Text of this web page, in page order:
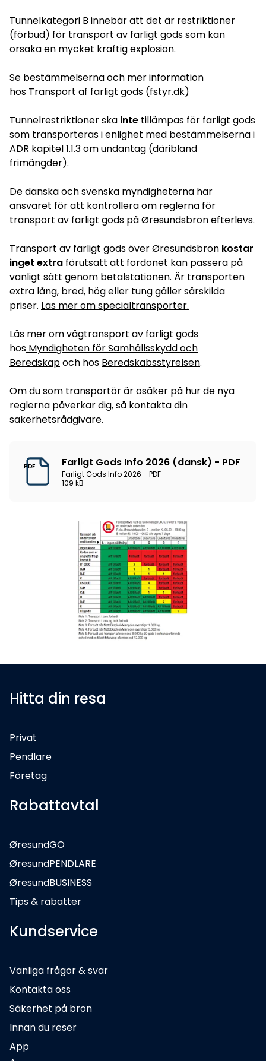
Tunnelkategori B innebär att det är restriktioner
(förbud) för transport av farligt gods som kan
orsaka en mycket kraftig explosion.
Se bestämmelserna och mer information
hos Transport af farligt gods (fstyr.dk)
Tunnelrestriktioner ska inte tillämpas för farligt gods
som transporteras i enlighet med bestämmelserna i
ADR kapitel 1.1.3 om undantag (däribland
frimängder).
De danska och svenska myndigheterna har
ansvaret för att kontrollera om reglerna för
transport av farligt gods på Øresundsbron efterlevs.
Transport av farligt gods över Øresundsbron kostar
inget extra förutsatt att fordonet kan passera på
vanligt sätt genom betalstationen. Är transporten
extra lång, bred, hög eller tung gäller särskilda
priser. Läs mer om specialtransporter.
Läs mer om vägtransport av farligt gods
hos Myndigheten för Samhällsskydd och
Beredskapoch hos Beredskabsstyrelsen.
Om du som transportör är osäker på hur de nya
reglerna påverkar dig, så kontakta din
säkerhetsrådgivare.
PDF Farligt Gods Info 2026 (dansk) - PDF
Farligt Gods Info 2026 - PDF
109 kB
Hitta din resa
Privat
Pendlare
Företag
Rabattavtal
ØresundGO
ØresundPENDLARE
ØresundBUSINESS
Tips & rabatter
Kundservice
Vanliga frågor & svar
Kontakta oss
Säkerhet på bron
Innan du reser
App